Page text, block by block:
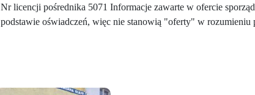
Nr licencji pośrednika 5071 Informacje zawarte w ofercie
podstawie oświadczeń, więc nie stanowią "oferty" w rozumieniu